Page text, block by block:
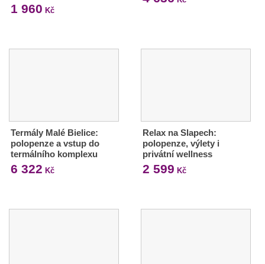
1 960 Kč
Termály Malé Bielice:
polopenze a vstup do
termálního komplexu
6 322 Kč
Relax na Slapech:
polopenze, výlety i
privátní wellness
2 599 Kč